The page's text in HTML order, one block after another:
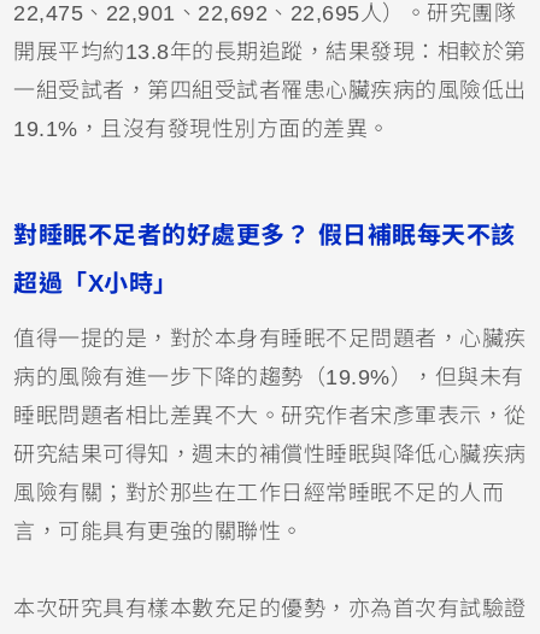
22,475、22,901、22,692、22,695人）。研究團隊
開展平均約13.8年的長期追蹤，結果發現：相較於第
一組受試者，第四組受試者罹患心臟疾病的風險低出
19.1%，且沒有發現性別方面的差異。
對睡眠不足者的好處更多？ 假日補眠每天不該
超過「X小時」
值得一提的是，對於本身有睡眠不足問題者，心臟疾
病的風險有進一步下降的趨勢（19.9%），但與未有
睡眠問題者相比差異不大。研究作者宋彥軍表示，從
研究結果可得知，週末的補償性睡眠與降低心臟疾病
風險有關；對於那些在工作日經常睡眠不足的人而
言，可能具有更強的關聯性。
本次研究具有樣本數充足的優勢，亦為首次有試驗證